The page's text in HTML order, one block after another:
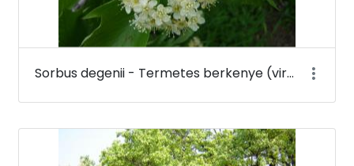
Sorbus degenii - Termetes berkenye (virága) - Budai Arborétum